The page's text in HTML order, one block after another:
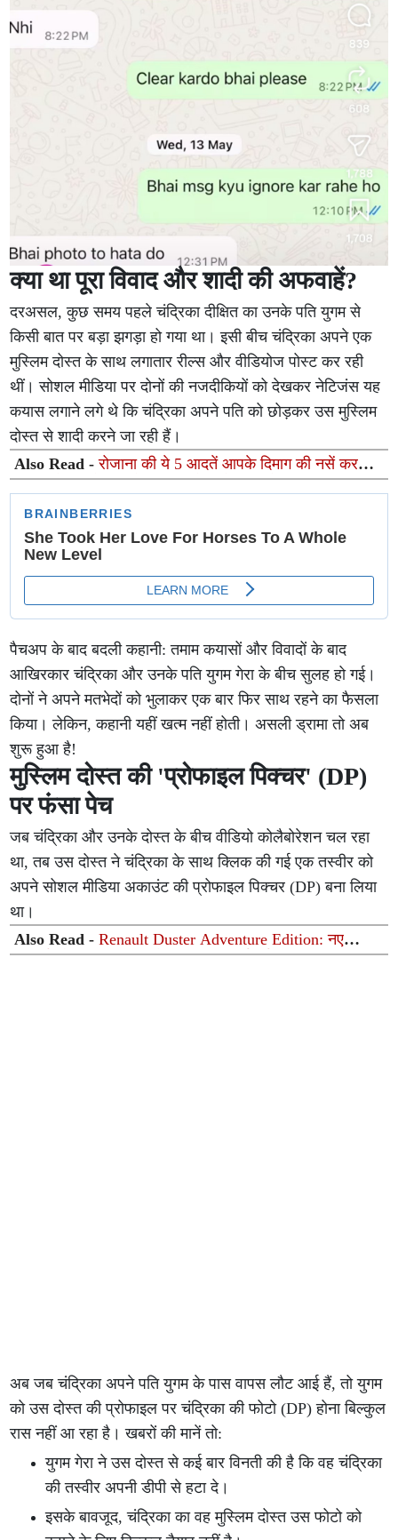
क्या था पूरा विवाद और शादी की अफवाहें?
दरअसल, कुछ समय पहले चंद्रिका दीक्षित का उनके पति युगम से
किसी बात पर बड़ा झगड़ा हो गया था। इसी बीच चंद्रिका अपने एक
मुस्लिम दोस्त के साथ लगातार रील्स और वीडियोज पोस्ट कर रही
थीं। सोशल मीडिया पर दोनों की नजदीकियों को देखकर नेटिजंस यह
कयास लगाने लगे थे कि चंद्रिका अपने पति को छोड़कर उस मुस्लिम
दोस्त से शादी करने जा रही हैं।
Also Read -रोजाना की ये 5 आदतें आपके दिमाग की नसें कर
सकती हैं कमजोर, न्यूरोलॉजिस्ट से जानें बचाव के उपाय
पैचअप के बाद बदली कहानी: तमाम कयासों और विवादों के बाद
आखिरकार चंद्रिका और उनके पति युगम गेरा के बीच सुलह हो गई।
दोनों ने अपने मतभेदों को भुलाकर एक बार फिर साथ रहने का फैसला
किया। लेकिन, कहानी यहीं खत्म नहीं होती। असली ड्रामा तो अब
शुरू हुआ है!
मुस्लिम दोस्त की 'प्रोफाइल पिक्चर' (DP)
पर फंसा पेच
जब चंद्रिका और उनके दोस्त के बीच वीडियो कोलैबोरेशन चल रहा
था, तब उस दोस्त ने चंद्रिका के साथ क्लिक की गई एक तस्वीर को
अपने सोशल मीडिया अकाउंट की प्रोफाइल पिक्चर (DP) बना लिया
था।
Also Read -Renault Duster Adventure Edition: नए
फीचर्स और रफ-टफ लुक के साथ लॉन्च हुई नई डस्टर, कीमत
अब जब चंद्रिका अपने पति युगम के पास वापस लौट आई हैं, तो युगम
को उस दोस्त की प्रोफाइल पर चंद्रिका की फोटो (DP) होना बिल्कुल
रास नहीं आ रहा है। खबरों की मानें तो:
युगम गेरा ने उस दोस्त से कई बार विनती की है कि वह चंद्रिका
की तस्वीर अपनी डीपी से हटा दे।
इसके बावजूद, चंद्रिका का वह मुस्लिम दोस्त उस फोटो को